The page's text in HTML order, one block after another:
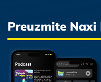
Preuzmite